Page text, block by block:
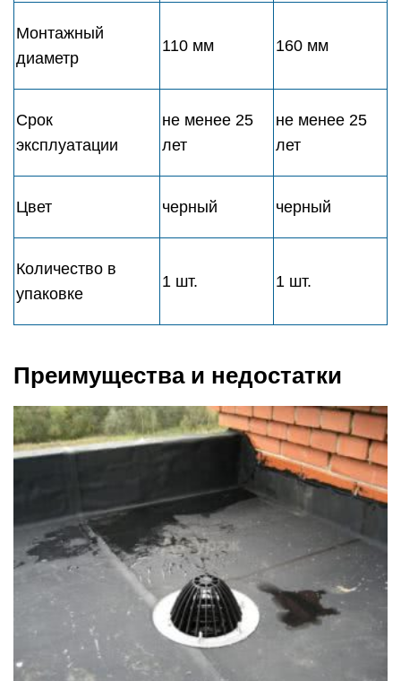
Монтажный
диаметр
110 мм 160 мм
Срок
эксплуатации
не менее 25
лет
не менее 25
лет
Цвет черный черный
Количество в
упаковке
1 шт. 1 шт.
Преимущества и недостатки